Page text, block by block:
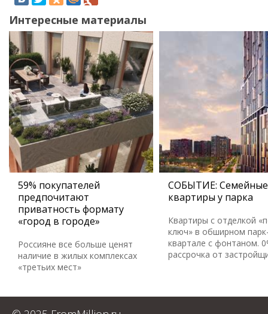
Интересные материалы
59% покупателей
предпочитают
приватность формату
«город в городе»
Россияне все больше ценят
наличие в жилых комплексах
«третьих мест»
СОБЫТИЕ: Семейные
квартиры у парка
Квартиры с отделкой
ключ» в обширном
квартале с фонтаном.
рассрочка от